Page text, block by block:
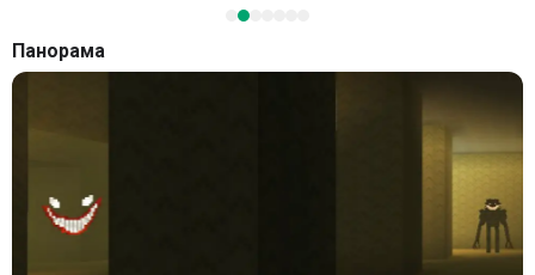
Панорама